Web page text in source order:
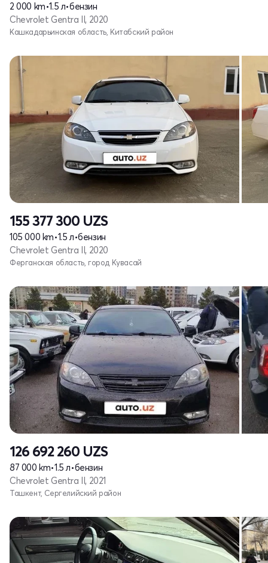
2 000 km•1.5 л•бензин
Chevrolet Gentra II, 2020
Кашкадарьинская область, Китабский район
155 377 300 UZS
105 000 km•1.5 л•бензин
Chevrolet Gentra II, 2020
Ферганская область, город Кувасай
126 692 260 UZS
87 000 km•1.5 л•бензин
Chevrolet Gentra II, 2021
Ташкент, Сергелийский район